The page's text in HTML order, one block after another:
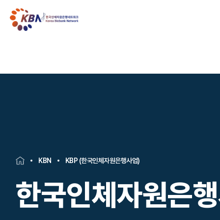
KBN KBP (한국인체자원은행사업)
한국인체자원은